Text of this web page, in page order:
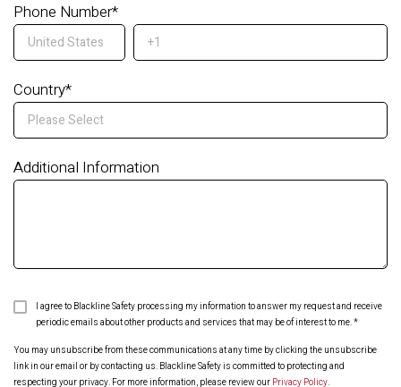
Phone Number*
Country*
Additional Information
I agree to Blackline Safety processing my information to answer my request and receive
periodic emails about other products and services that may be of interest to me.*
You may unsubscribe from these communications at any time by clicking the unsubscribe
link in our email or by contacting us. Blackline Safety is committed to protecting and
respecting your privacy. For more information, please review our Privacy Policy.